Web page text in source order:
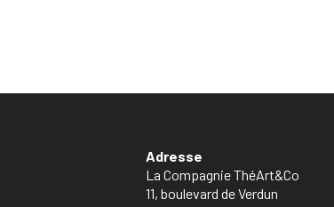
Adresse
La Compagnie ThéArt&Co
11, boulevard de Verdun